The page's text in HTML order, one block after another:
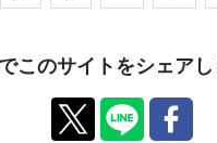
このサイトをシェアし